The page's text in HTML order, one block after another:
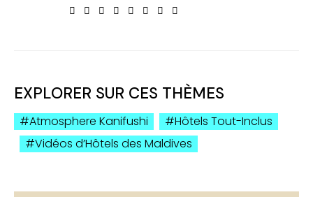
EXPLORER SUR CES THÈMES
Atmosphere Kanifushi
Hôtels Tout-Inclus
Vidéos d’Hôtels des Maldives